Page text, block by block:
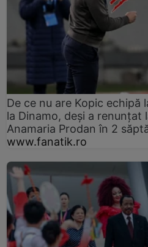
De ce nu are Kopic echipă
la Dinamo, deși a renunțat
Anamaria Prodan în 2
www.fanatik.ro